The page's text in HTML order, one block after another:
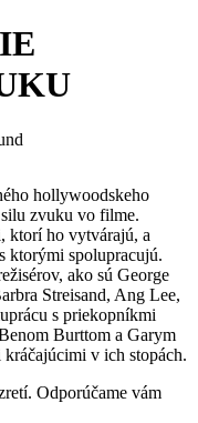
hollywoodskeho
zvuku vo filme.
ktorí ho vytvárajú, a
ktorými spolupracujú.
ako sú George
Streisand, Ang Lee,
s priekopníkmi
Burttom a Garym
v ich stopách.
Odporúčame vám